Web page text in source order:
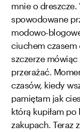
mnie o dreszcze.
spowodowane
modowo-
ciuchem czasem
szczerze
przerażać.
czasów, kiedy
pamiętam jak
którą kupiłam
zakupach. Teraz